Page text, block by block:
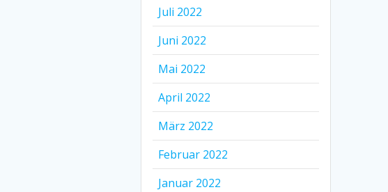
Juli 2022
Juni 2022
Mai 2022
April 2022
März 2022
Februar 2022
Januar 2022